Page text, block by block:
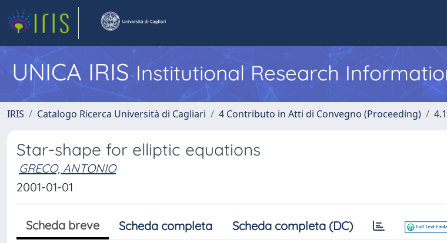
UNICA IRISInstitutional Research
IRIS Catalogo Ricerca Università di Cagliari 4 Contributo in Atti di Convegno (Proceeding)
Star-shape for elliptic equations
GRECO, ANTONIO
2001-01-01
Scheda breve Scheda completa Scheda completa (DC)